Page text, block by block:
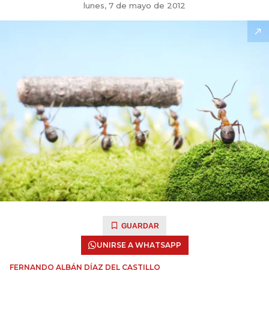
lunes, 7 de mayo de 2012
GUARDAR
UNIRSE A WHATSAPP
FERNANDO ALBÁN DÍAZ DEL CASTILLO